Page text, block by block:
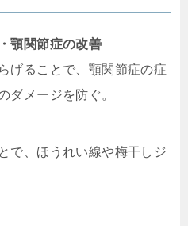
顎関節症の改善
げることで、顎関節症の症
ダメージを防ぐ。
で、ほうれい線や梅干しジ